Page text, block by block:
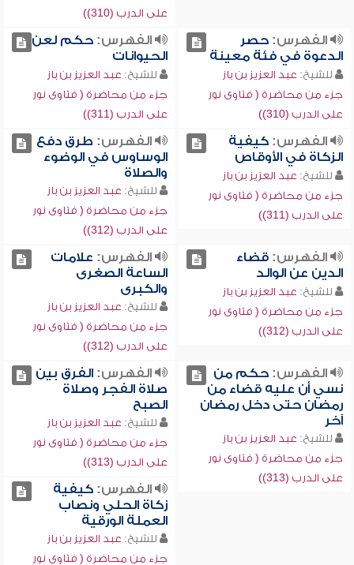
على الدرب (310))
الفهرس:حصر
الدعوة في فئة معينة
للشيخ: عبد العزيز بن باز
جزء من محاضرة ( فتاوى نور
على الدرب (310))
الفهرس:حكم لعن
الحيوانات
للشيخ: عبد العزيز بن باز
جزء من محاضرة ( فتاوى نور
على الدرب (311))
الفهرس:كيفية
الزكاة في الأوقاص
للشيخ: عبد العزيز بن باز
جزء من محاضرة ( فتاوى نور
على الدرب (311))
الفهرس: طرق دفع
الوساوس في الوضوء
والصلاة
للشيخ: عبد العزيز بن باز
جزء من محاضرة ( فتاوى نور
على الدرب (312))
الفهرس:قضاء
الدين عن الوالد
للشيخ: عبد العزيز بن باز
جزء من محاضرة ( فتاوى نور
على الدرب (312))
الفهرس: علامات
الساعة الصغرى
والكبرى
للشيخ: عبد العزيز بن باز
جزء من محاضرة ( فتاوى نور
على الدرب (312))
الفهرس:حكم من
نسي أن عليه قضاء من
رمضان حتى دخل رمضان
آخر
للشيخ: عبد العزيز بن باز
جزء من محاضرة ( فتاوى نور
على الدرب (313))
الفهرس:الفرق بين
صلاة الفجر وصلاة
الصبح
للشيخ: عبد العزيز بن باز
جزء من محاضرة ( فتاوى نور
على الدرب (313))
الفهرس:كيفية
زكاة الحلي ونصاب
العملة الورقية
للشيخ: عبد العزيز بن باز
جزء من محاضرة ( فتاوى نور